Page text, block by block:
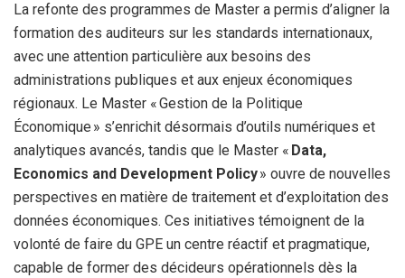
La refonte des programmes de Master a permis d’aligner la
formation des auditeurs sur les standards internationaux,
avec une attention particulière aux besoins des
administrations publiques et aux enjeux économiques
régionaux. Le Master « Gestion de la Politique
Économique » s’enrichit désormais d’outils numériques et
analytiques avancés, tandis que le Master « Data,
Economics and Development Policy» ouvre de nouvelles
perspectives en matière de traitement et d’exploitation des
données économiques. Ces initiatives témoignent de la
volonté de faire du GPE un centre réactif et pragmatique,
capable de former des décideurs opérationnels dès la